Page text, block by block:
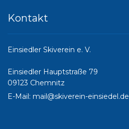
Kontakt
Einsiedler Skiverein e. V.
Einsiedler Hauptstraße 79
09123 Chemnitz
E-Mail: mail@skiverein-einsiedel.de